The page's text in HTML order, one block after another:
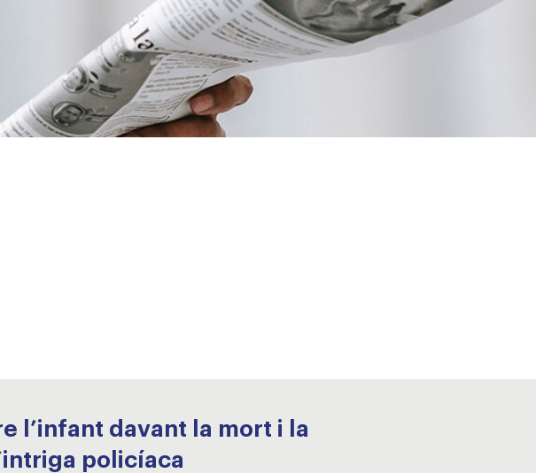
l’infant davant la mort i la
policíaca